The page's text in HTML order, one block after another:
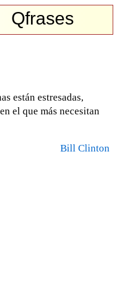
Qfrases
están estresadas,
el que más necesitan
Bill Clinton